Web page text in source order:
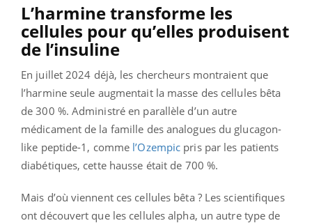
L’harmine transforme les
cellules pour qu’elles produisent
de l’insuline
En juillet 2024 déjà, les chercheurs montraient que
l’harmine seule augmentait la masse des cellules bêta
de 300 %. Administré en parallèle d’un autre
médicament de la famille des analogues du glucagon-
like peptide-1, comme l’Ozempic pris par les patients
diabétiques, cette hausse était de 700 %.
Mais d’où viennent ces cellules bêta ? Les scientifiques
ont découvert que les cellules alpha, un autre type de